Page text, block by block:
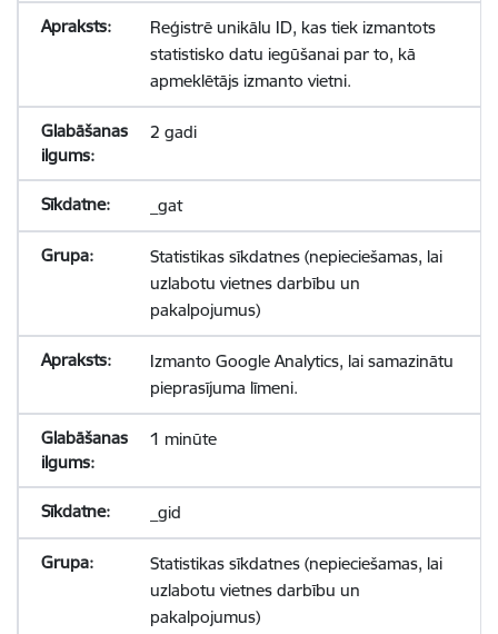
Reģistrē unikālu ID, kas tiek izmantots
statistisko datu iegūšanai par to, kā
apmeklētājs izmanto vietni.
2 gadi
_gat
Statistikas sīkdatnes (nepieciešamas, lai
uzlabotu vietnes darbību un
pakalpojumus)
Izmanto Google Analytics, lai samazinātu
pieprasījuma līmeni.
1 minūte
_gid
Statistikas sīkdatnes (nepieciešamas, lai
uzlabotu vietnes darbību un
pakalpojumus)